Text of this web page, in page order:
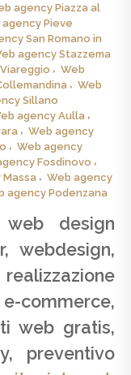
agency Piazza al
agency Pieve
San Romano in
agency Stazzema
Web
Web
Sillano
agency Aulla
Web agency
Web agency
Fosdinovo
Web agency
agency Podenzana
design
webdesign,
commerce,
web gratis,
preventivo